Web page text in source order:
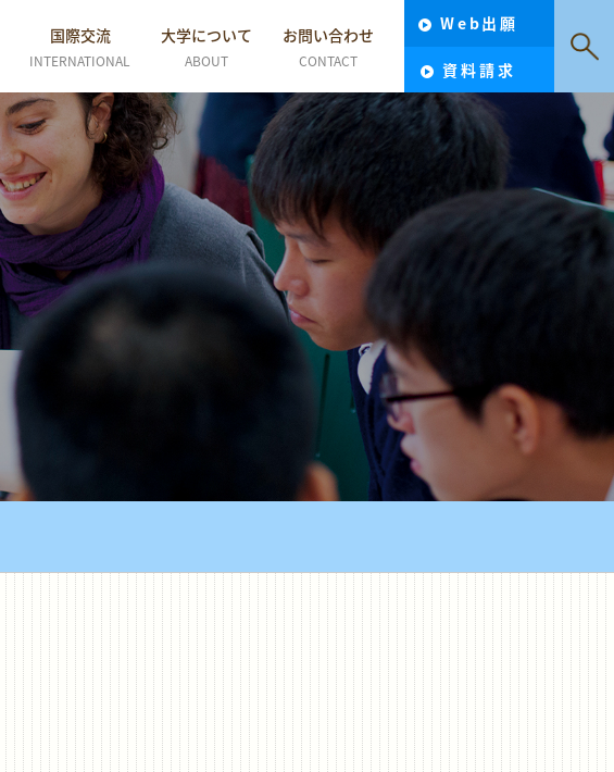
国際交流
INTERNATIONAL
大学について
ABOUT
お問い合わせ
CONTACT
Web出願
資料請求